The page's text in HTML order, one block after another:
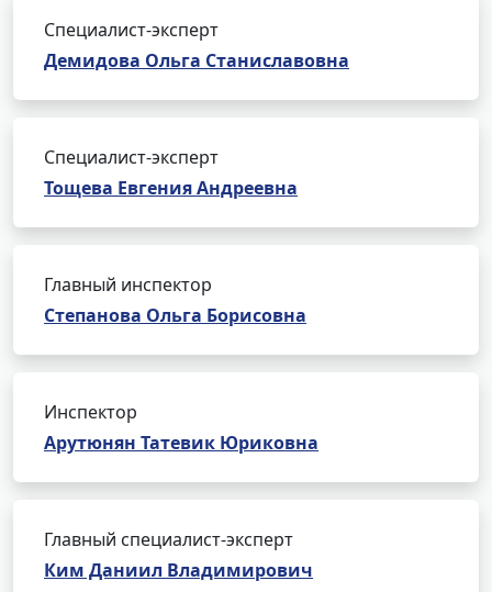
Специалист-эксперт
Демидова Ольга Станиславовна
Специалист-эксперт
Тощева Евгения Андреевна
Главный инспектор
Степанова Ольга Борисовна
Инспектор
Арутюнян Татевик Юриковна
Главный специалист-эксперт
Ким Даниил Владимирович